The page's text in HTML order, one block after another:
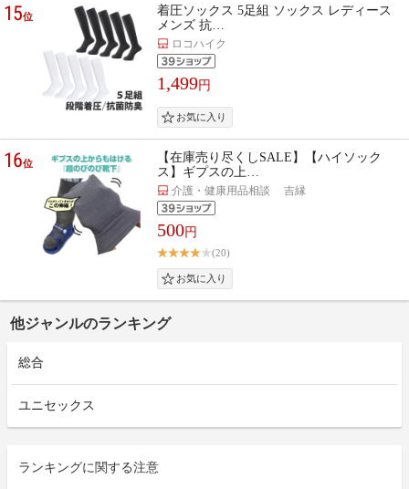
15位
着圧ソックス 5足組 ソックス レディース
メンズ 抗…
ロコハイク
1,499円
16位
【在庫売り尽くしSALE】【ハイソック
ス】ギプスの上…
介護・健康用品相談 吉縁
500円
(20)
他ジャンルのランキング
総合
ユニセックス
ランキングに関する注意